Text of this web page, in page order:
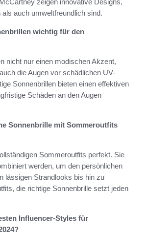
zeigen innovative Designs,
auch umweltfreundlich sind.
wichtig für den
nicht nur einen modischen Akzent,
die Augen vor schädlichen UV-
Sonnenbrillen bieten einen effektiven
Schäden an den Augen
Sonnenbrille mit Sommeroutfits
Sommeroutfits perfekt. Sie
werden, um den persönlichen
lässigen Strandlooks bis hin zu
die richtige Sonnenbrille setzt jeden
Influencer-Styles für